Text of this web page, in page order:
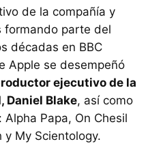
de la compañía y
formando parte del
décadas en BBC
Apple se desempeñó
ejecutivo de la
Daniel Blake, así como
Papa, On Chesil
y My Scientology.